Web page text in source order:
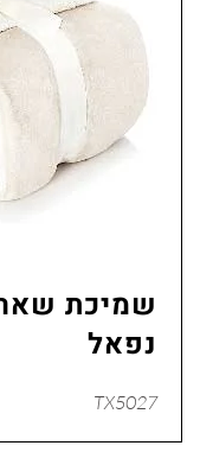
שמיכת
נפאל
TX5027